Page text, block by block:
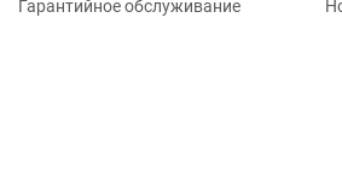
Гарантийное обслуживание